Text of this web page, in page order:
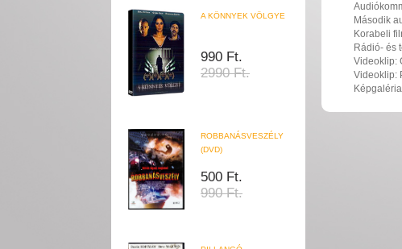
A KÖNNYEK VÖLGYE
990 Ft.
2990 Ft.
ROBBANÁSVESZÉLY
(DVD)
500 Ft.
990 Ft.
Második
Korabeli
Rádió- és
Videoklip:
Videoklip:
Képgaléria